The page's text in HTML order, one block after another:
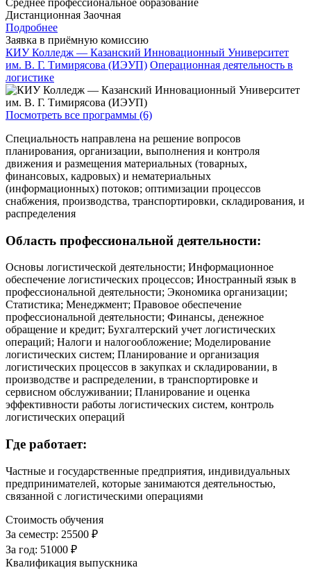
Дистанционная Заочная
Подробнее
Заявка в приёмную комиссию
КИУ Колледж — Казанский Инновационный Университет
им. В. Г. Тимирясова (ИЭУП) Операционная деятельность в
логистике
Посмотреть все программы (6)
Специальность направлена на решение вопросов
планирования, организации, выполнения и контроля
движения и размещения материальных (товарных,
финансовых, кадровых) и нематериальных
(информационных) потоков; оптимизации процессов
снабжения, производства, транспортировки, складирования, и
распределения
Область профессиональной деятельности:
Основы логистической деятельности; Информационное
обеспечение логистических процессов; Иностранный язык в
профессиональной деятельности; Экономика организации;
Статистика; Менеджмент; Правовое обеспечение
профессиональной деятельности; Финансы, денежное
обращение и кредит; Бухгалтерский учет логистических
операций; Налоги и налогообложение; Моделирование
логистических систем; Планирование и организация
логистических процессов в закупках и складировании, в
производстве и распределении, в транспортировке и
сервисном обслуживании; Планирование и оценка
эффективности работы логистических систем, контроль
логистических операций
Где работает:
Частные и государственные предприятия, индивидуальных
предпринимателей, которые занимаются деятельностью,
связанной с логистическими операциями
Стоимость обучения
За семестр: 25500 ₽
За год: 51000 ₽
Квалификация выпускника